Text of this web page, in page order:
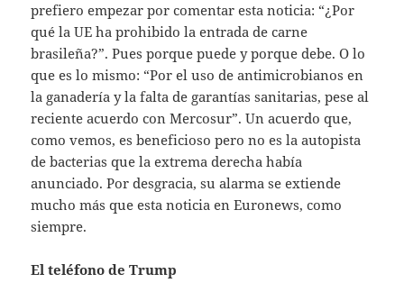
prefiero empezar por comentar esta noticia: “¿Por
qué la UE ha prohibido la entrada de carne
brasileña?”. Pues porque puede y porque debe. O lo
que es lo mismo: “Por el uso de antimicrobianos en
la ganadería y la falta de garantías sanitarias, pese al
reciente acuerdo con Mercosur”. Un acuerdo que,
como vemos, es beneficioso pero no es la autopista
de bacterias que la extrema derecha había
anunciado. Por desgracia, su alarma se extiende
mucho más que esta noticia en Euronews, como
siempre.
El teléfono de Trump